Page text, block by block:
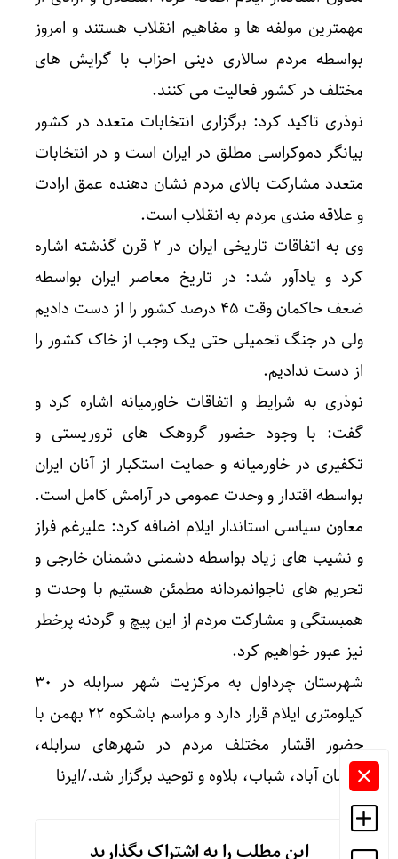
مهمترین مولفه ها و مفاهیم انقلاب هستند و امروز
بواسطه مردم سالاری دینی احزاب با گرایش های
مختلف در کشور فعالیت می کنند.
نوذری تاکید کرد: برگزاری انتخابات متعدد در کشور
بیانگر دموکراسی مطلق در ایران است و در انتخابات
متعدد مشارکت بالای مردم نشان دهنده عمق ارادت
و علاقه مندی مردم به انقلاب است.
وی به اتفاقات تاریخی ایران در ۲ قرن گذشته اشاره
کرد و یادآور شد: در تاریخ معاصر ایران بواسطه
ضعف حاکمان وقت ۴۵ درصد کشور را از دست دادیم
ولی در جنگ تحمیلی حتی یک وجب از خاک کشور را
از دست ندادیم.
نوذری به شرایط و اتفاقات خاورمیانه اشاره کرد و
گفت: با وجود حضور گروهک های تروریستی و
تکفیری در خاورمیانه و حمایت استکبار از آنان ایران
بواسطه اقتدار و وحدت عمومی در آرامش کامل است.
معاون سیاسی استاندار ایلام اضافه کرد: علیرغم فراز
و نشیب های زیاد بواسطه دشمنی دشمنان خارجی و
تحریم های ناجوانمردانه مطمئن هستیم با وحدت و
همبستگی و مشارکت مردم از این پیچ و گردنه پرخطر
نیز عبور خواهیم کرد.
شهرستان چرداول به مرکزیت شهر سرابله در ۳۰
کیلومتری ایلام قرار دارد و مراسم باشکوه ۲۲ بهمن با
حضور اقشار مختلف مردم در شهرهای سرابله،
آسمان آباد، شباب، بلاوه و توحید برگزار شد./ایرنا
این مطلب را به اشتراک بگذارید